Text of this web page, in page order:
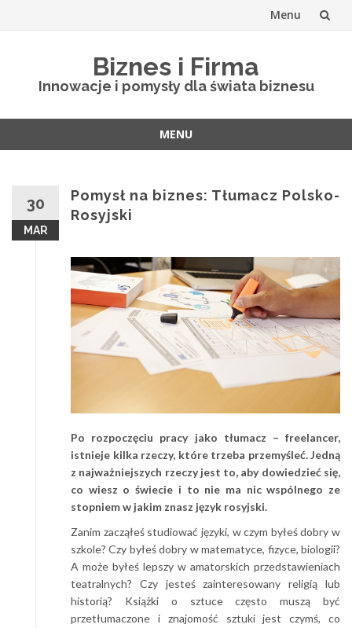
Menu
Biznes i Firma
Innowacje i pomysły dla świata biznesu
MENU
30
MAR
Pomysł na biznes: Tłumacz Polsko-
Rosyjski
Po rozpoczęciu pracy jako tłumacz – freelancer,
istnieje kilka rzeczy, które trzeba przemyśleć. Jedną
z najważniejszych rzeczy jest to, aby dowiedzieć się,
co wiesz o świecie i to nie ma nic wspólnego ze
stopniem w jakim znasz język rosyjski.
Zanim zacząłeś studiować języki, w czym byłeś dobry w
szkole? Czy byłeś dobry w matematyce, fizyce, biologii?
A może byłeś lepszy w amatorskich przedstawieniach
teatralnych? Czy jesteś zainteresowany religią lub
historią? Książki o sztuce często muszą być
przetłumaczone i znajomość sztuki jest czymś, co